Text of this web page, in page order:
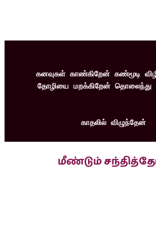
கனவுகள் காண்கிறேன் கண்மூடி
தோழியை மறக்கிறேன் தொலைந்து
காதலில் விழுந்தேன்
மீண்டும்